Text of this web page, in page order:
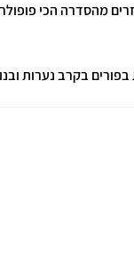
מהסדרה הכי
בקרב נערות